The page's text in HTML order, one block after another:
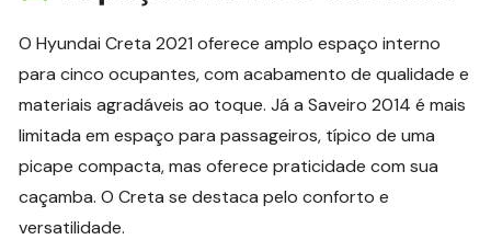
O Hyundai Creta 2021 oferece amplo espaço interno
para cinco ocupantes, com acabamento de qualidade e
materiais agradáveis ao toque. Já a Saveiro 2014 é mais
limitada em espaço para passageiros, típico de uma
picape compacta, mas oferece praticidade com sua
caçamba. O Creta se destaca pelo conforto e
versatilidade.